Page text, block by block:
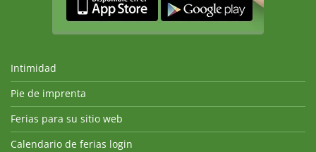
Intimidad
Pie de imprenta
Ferias para su sitio web
Calendario de ferias login